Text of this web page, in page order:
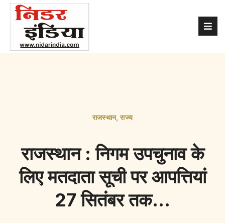
राजस्थान,राज्य
राजस्थान : निगम उपचुनाव के
लिए मतदाता सूची पर आपत्तियां
27 सितंबर तक…